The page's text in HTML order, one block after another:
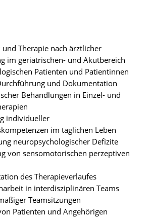
und Therapie nach ärztlicher
im geriatrischen- und Akutbereich
Patienten und Patientinnen
und Dokumentation
Behandlungen in Einzel- und
individueller
im täglichen Leben
neuropsychologischer Defizite
von sensomotorischen perzeptiven
des Therapieverlaufes
in interdisziplinären Teams
Teamsitzungen
Patienten und Angehörigen